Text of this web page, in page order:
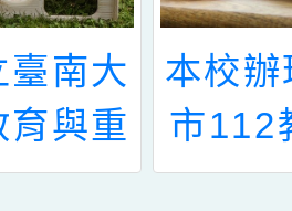
臺南大
育與重
辦教育
本校
市112
家長